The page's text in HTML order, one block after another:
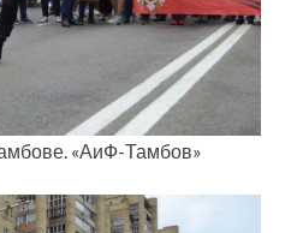
«АиФ-Тамбов»